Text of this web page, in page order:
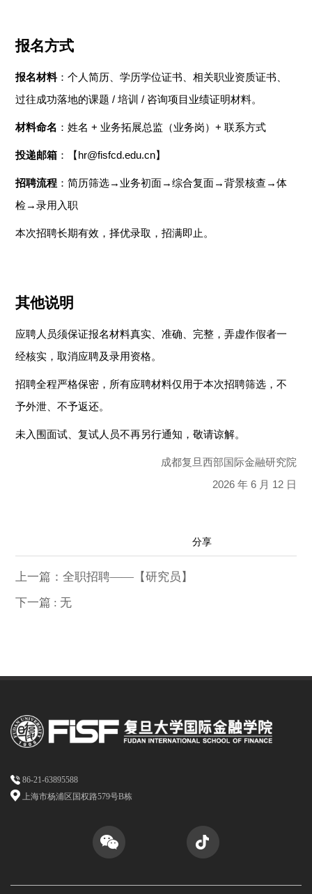
报名方式
报名材料 ：个人简历、学历学位证书、相关职业资质证书、
过往成功落地的课题 /培训 / 咨询项目业绩证明材料。
材料命名 ：姓名 +业务拓展总监（业务岗）+联系方式
投递邮箱 ：【 hr@fisfcd.edu.cn】
招聘流程 ：简历筛选→业务初面 →综合复面 →背景核查 →体
检→录用入职
本次招聘长期有效，择优录取，招满即止。
其他说明
应聘人员须保证报名材料真实、准确、完整，弄虚作假者一
经核实，取消应聘及录用资格。
招聘全程严格保密，所有应聘材料仅用于本次招聘筛选，不
予外泄、不予返还。
未入围面试、复试人员不再另行通知，敬请谅解。
成都复旦西部国际金融研究院
2026 年6 月 12 日
分享
上一篇：全职招聘——【研究员】
下一篇 : 无
86-21-63895588
上海市杨浦区国权路579号B栋